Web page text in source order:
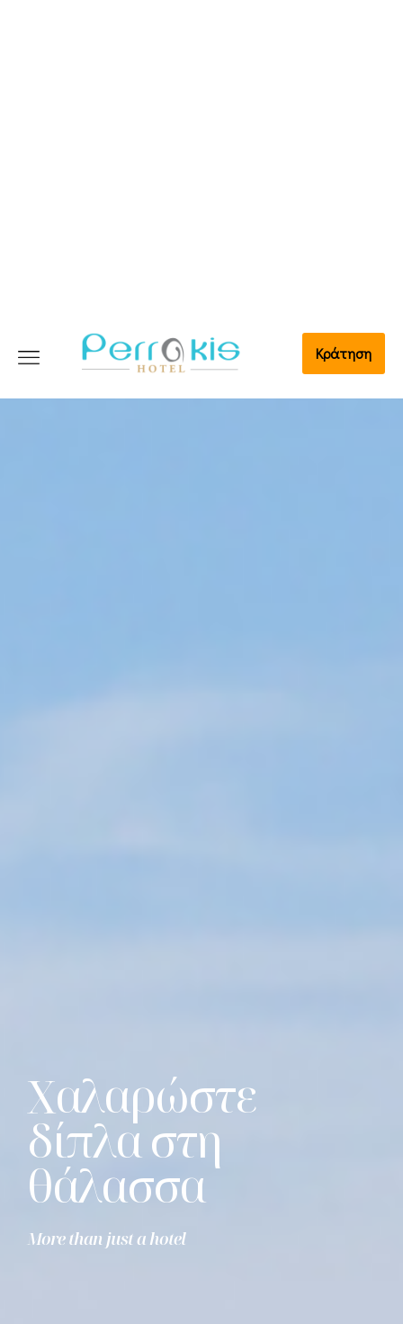
Χαλαρώστε
δίπλα στη
θάλασσα
More than just a hotel